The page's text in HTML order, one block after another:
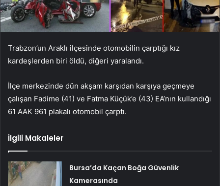
Trabzon’un Araklı ilçesinde otomobilin çarptığı kız
kardeşlerden biri öldü, diğeri yaralandı.
İlçe merkezinde dün akşam karşıdan karşıya geçmeye
çalışan Fadime (41) ve Fatma Küçük’e (43) EA’nın kullandığı
61 AAK 961 plakalı otomobil çarptı.
İlgili Makaleler
Bursa’da Kaçan Boğa Güvenlik
Kamerasında